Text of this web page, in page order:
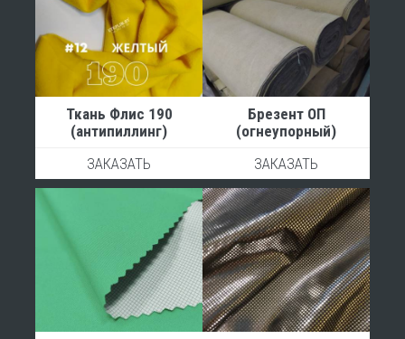
Ткань Флис 190
(антипиллинг)
ЗАКАЗАТЬ
Брезент ОП
(огнеупорный)
ЗАКАЗАТЬ